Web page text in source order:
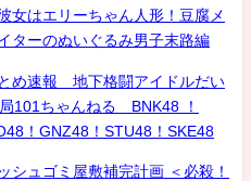
はエリーちゃん人形！豆腐メ
ターのぬいぐるみ男子末路編
め速報 地下格闘アイドルだい
101ちゃんねる BNK48 ！
！GNZ48！STU48！SKE48
シュゴミ屋敷補完計画 ＜必殺！